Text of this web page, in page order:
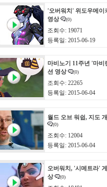
'오버워치' 위도우메이
영상
(0)
조회수: 19071
등록일: 2015-06-19
마비노기 11주년 '마비
션 영상
(0)
조회수: 22265
등록일: 2015-06-04
월드 오브 워쉽, 지도
(0)
조회수: 12004
등록일: 2015-06-04
오버워치, '시메트라'
상
(0)